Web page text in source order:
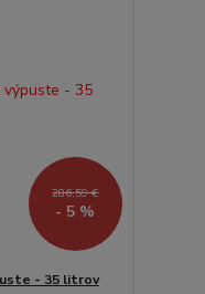
286,59 €
- 5 %
- 35 litrov